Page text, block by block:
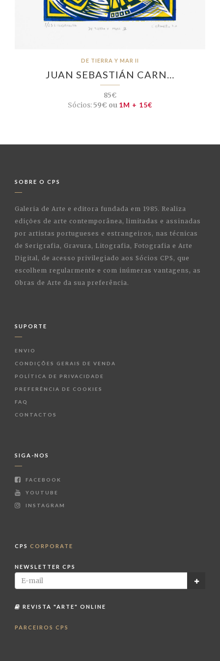
DE TIERRA Y MAR II
JUAN SEBASTIÁN CARN…
85€
Sócios:59€ ou 1M + 15€
SOBRE O CPS
Galeria de Arte e editora fundada em 1985. Realiza
edições de arte contemporânea, limitadas e assinadas
por artistas portugueses e estrangeiros, nas técnicas
de Serigrafia, Gravura, Litografia, Fotografia e Arte
Digital, de acesso privilegiado aos Sócios CPS, que
escolhem regularmente e com inúmeras vantagens, as
Obras de Arte da sua preferência.
SUPORTE
ENVIO
CONDIÇÕES GERAIS DE VENDA
POLÍTICA DE PRIVACIDADE
PREFERÊNCIA DE COOKIES
FAQ
CONTACTOS
SIGA-NOS
FACEBOOK
YOUTUBE
INSTAGRAM
CPS CORPORATE
NEWSLETTER CPS
REVISTA "ARTE" ONLINE
PARCEIROS CPS